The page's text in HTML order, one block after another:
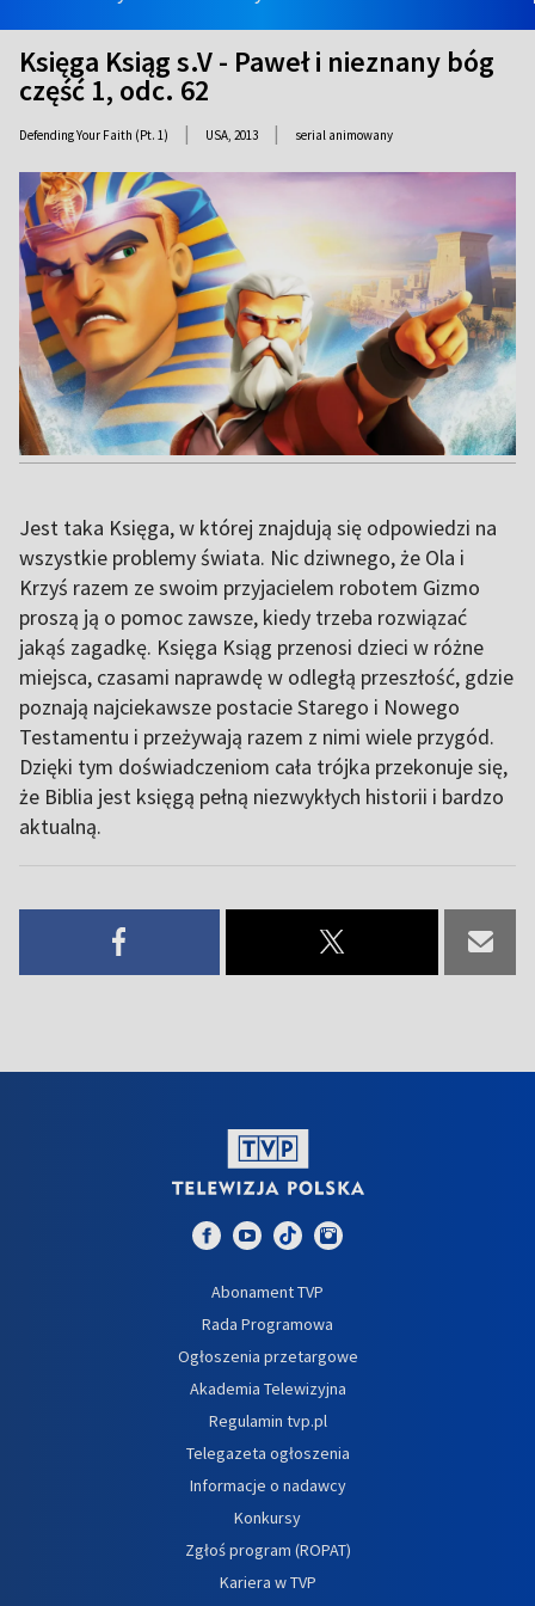
Księga Ksiąg s.V - Paweł i nieznany bóg
część 1, odc. 62
Defending Your Faith (Pt. 1) | USA, 2013 | serial animowany
Jest taka Księga, w której znajdują się odpowiedzi na
wszystkie problemy świata. Nic dziwnego, że Ola i
Krzyś razem ze swoim przyjacielem robotem Gizmo
proszą ją o pomoc zawsze, kiedy trzeba rozwiązać
jakąś zagadkę. Księga Ksiąg przenosi dzieci w różne
miejsca, czasami naprawdę w odległą przeszłość, gdzie
poznają najciekawsze postacie Starego i Nowego
Testamentu i przeżywają razem z nimi wiele przygód.
Dzięki tym doświadczeniom cała trójka przekonuje się,
że Biblia jest księgą pełną niezwykłych historii i bardzo
aktualną.
Abonament TVP
Rada Programowa
Ogłoszenia przetargowe
Akademia Telewizyjna
Regulamin tvp.pl
Telegazeta ogłoszenia
Informacje o nadawcy
Konkursy
Zgłoś program (ROPAT)
Kariera w TVP